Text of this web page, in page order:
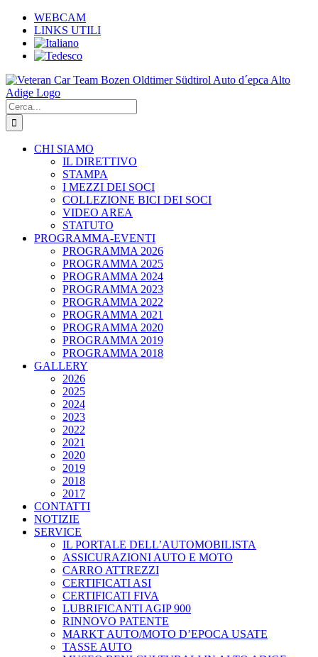
Salta
contenuto
WEBCAM
LINKS UTILI
Cerca
per:
CHI SIAMO
IL DIRETTIVO
STAMPA
I MEZZI DEI SOCI
COLLEZIONE BICI DEI SOCI
VIDEO AREA
STATUTO
PROGRAMMA-EVENTI
PROGRAMMA 2026
PROGRAMMA 2025
PROGRAMMA 2024
PROGRAMMA 2023
PROGRAMMA 2022
PROGRAMMA 2021
PROGRAMMA 2020
PROGRAMMA 2019
PROGRAMMA 2018
GALLERY
2026
2025
2024
2023
2022
2021
2020
2019
2018
2017
CONTATTI
NOTIZIE
SERVICE
IL PORTALE DELL’AUTOMOBILISTA
ASSICURAZIONI AUTO E MOTO
CARRO ATTREZZI
CERTIFICATI ASI
CERTIFICATI FIVA
LUBRIFICANTI AGIP 900
RINNOVO PATENTE
MARKT AUTO/MOTO D’EPOCA USATE
TASSE AUTO